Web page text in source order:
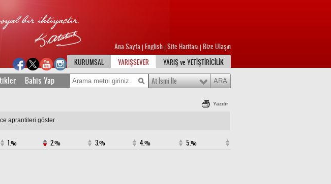
Ana Sayfa English Site Haritası Bize Ulaşın
KURUMSAL
YARIŞSEVER YARIŞ ve YETİŞTİRİCİLİK
Bahis Yap At İsmi İle
Yazdır
aprantileri göster
1.% 2.% 3.% 4.% 5.%